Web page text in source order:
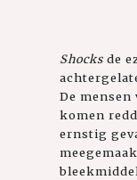
Shocks de
De mensen
komen
ernstig